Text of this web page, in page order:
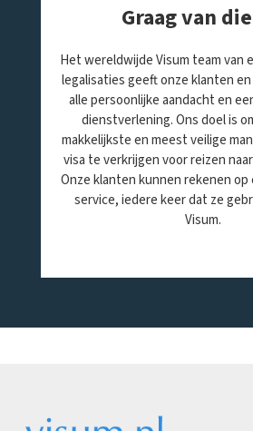
Graag van
Het wereldwijde Visum team van
legalisaties geeft onze klanten
alle persoonlijke aandacht en
dienstverlening. Ons doel is
makkelijkste en meest veilige
visa te verkrijgen voor reizen
Onze klanten kunnen rekenen
service, iedere keer dat ze
Visum.